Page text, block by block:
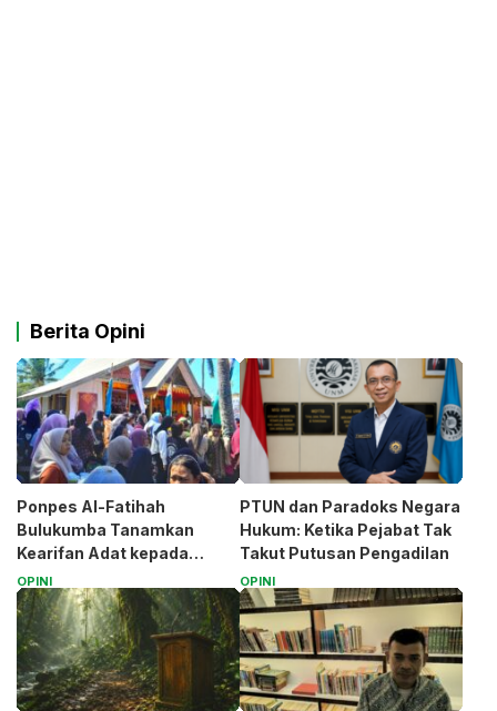
Berita Opini
Ponpes Al-Fatihah
Bulukumba Tanamkan
Kearifan Adat kepada
Santri (Bagian 1)
OPINI
PTUN dan Paradoks Negara
Hukum: Ketika Pejabat Tak
Takut Putusan Pengadilan
OPINI